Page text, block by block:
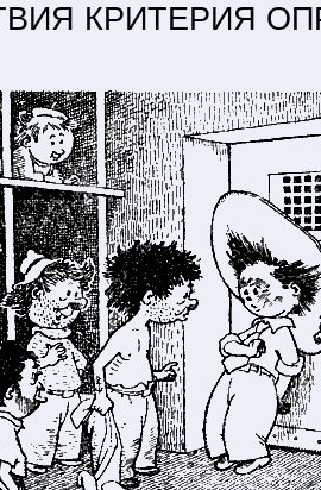
КРИТЕРИЯ